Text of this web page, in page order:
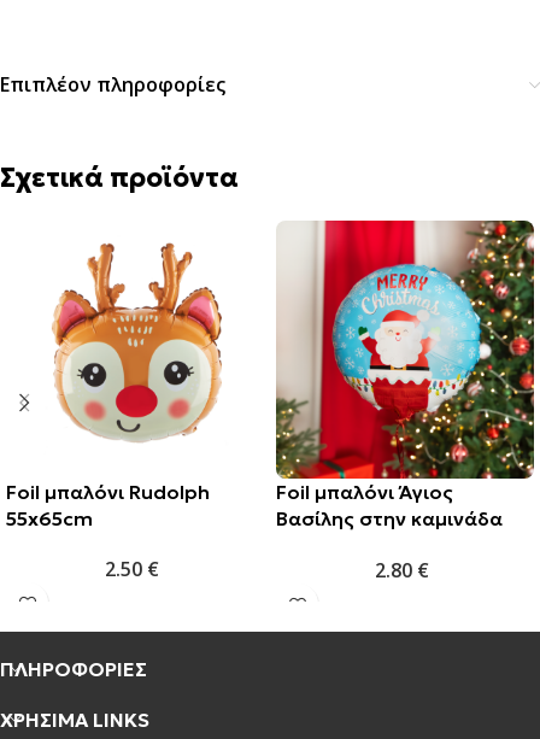
Επιπλέον πληροφορίες
Σχετικά προϊόντα
Foil μπαλόνι Rudolph
55x65cm
2.50 €
Foil μπαλόνι Άγιος
Βασίλης στην καμινάδα
2.80 €
ΠΛΗΡΟΦΟΡΙΕΣ
ΧΡΗΣΙΜΑ LINKS